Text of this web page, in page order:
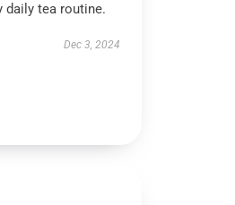
daily tea routine.
Dec 3, 2024